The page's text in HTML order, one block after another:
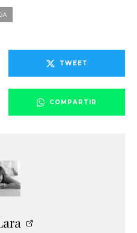
TWEET
COMPARTIR